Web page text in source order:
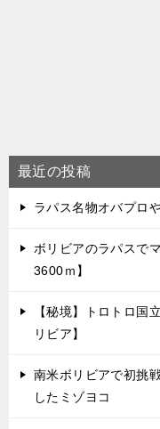
最近の投稿
ラパス名物オバプロ
ボリビアのラパスで
3600ｍ】
【秘境】トロトロ国
リビア】
南米ボリビアで初挑
したミゾヨコ